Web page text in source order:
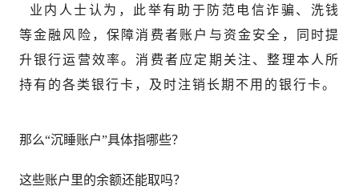
业内人士认为，此举有助于防范电信诈骗、洗钱
等金融风险，保障消费者账户与资金安全，同时提
升银行运营效率。消费者应定期关注、整理本人所
持有的各类银行卡，及时注销长期不用的银行卡。
那么“沉睡账户”具体指哪些？
这些账户里的余额还能取吗？